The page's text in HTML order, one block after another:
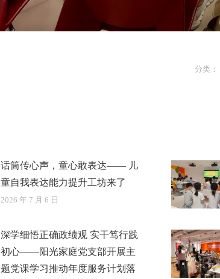
分类：
话筒传心声，童心敢表达—— 儿
童自我表达能力提升工坊来了
2026 年 7 月 6 日
深学细悟正确政绩观 实干笃行践
初心——阳光家庭党支部开展主
题党课学习推动年度服务计划落